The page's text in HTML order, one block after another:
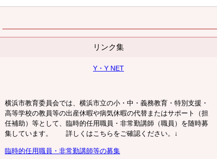
リンク集
Y・Y NET
横浜市教育委員会では、横浜市立の小・中・義務教育・特別支援・
高等学校の教員等の出産休暇や病気休暇の代替またはサポート（担
任補助）等として、臨時的任用職員・非常勤講師（職員）を随時募
集しています。 詳しくはこちらをご確認ください。↓
臨時的任用職員・非常勤講師等の募集